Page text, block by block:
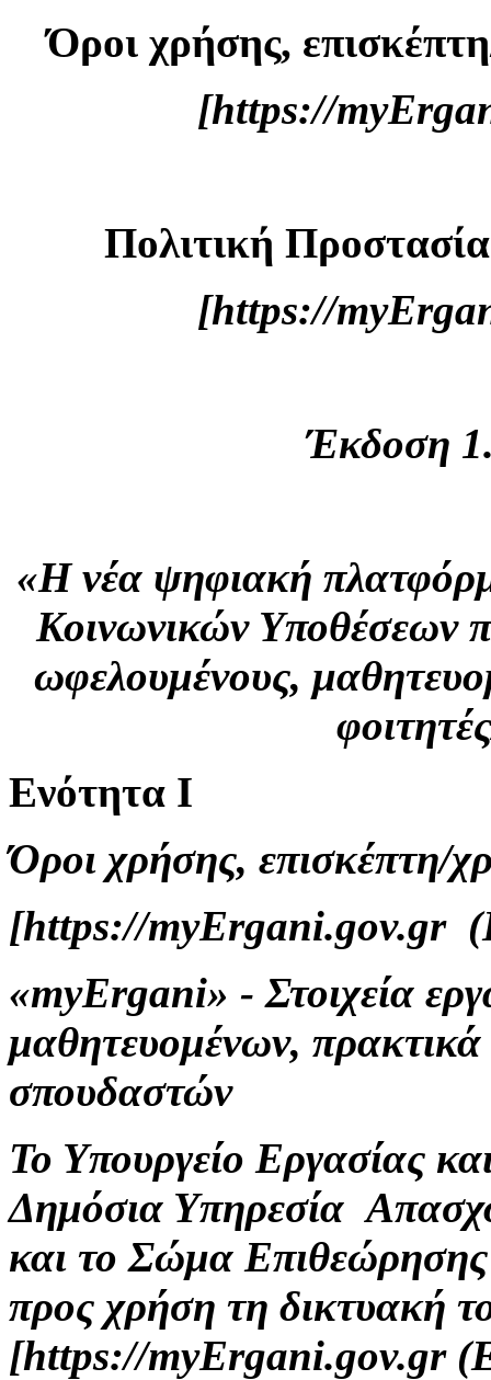
Όροι χρήσης,
[https://
Πολιτική
[https://
Έκδοση
«H νέα ψηφιακή
Κοινωνικών Υποθέσεων
ωφελουμένους,
Ενότητα Ι
Όροι χρήσης, επισκέπτη/
[https://myErgani.gov.gr
«myErgani» - Στοιχεία
μαθητευομένων,
σπουδαστών
Το Υπουργείο Εργασίας
Δημόσια Υπηρεσία
και το Σώμα
προς χρήση τη δικτυακή
[https://myErgani.gov.gr